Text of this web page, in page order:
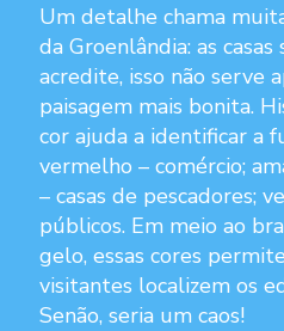
Um detalhe chama
da Groenlândia: as
acredite, isso não serve
paisagem mais bonita.
cor ajuda a identificar a
vermelho – comércio;
– casas de pescadores;
públicos. Em meio ao
gelo, essas cores
visitantes localizem os
Senão, seria um caos!